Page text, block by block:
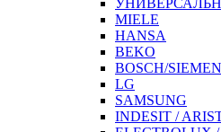
MIELE
HANSA
BEKO
BOSCH/
LG
SAMSUNG
INDESIT /